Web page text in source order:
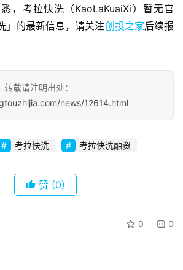
投稿
悉，考拉快洗（KaoLaKuaiXi）暂无官
」的最新信息，请关注创投之家后续报
载请注明出处：
news/12614.html
考拉快洗 考拉快洗融资
赞 (0)
0 0